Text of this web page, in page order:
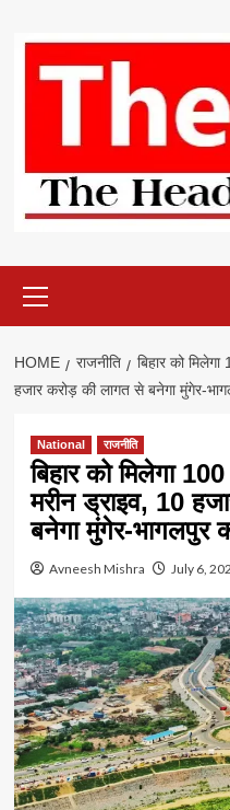
content
Menu
HOME राजनीति
बिहार को
हजार करोड़ की लागत से बनेगा मुंगेर-
National राजनीति
बिहार को मिलेगा
मरीन ड्राइव, 10
बनेगा मुंगेर-भागलपुर
Avneesh Mishra July 6,